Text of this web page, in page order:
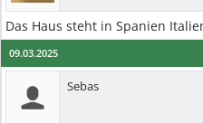
Das Haus steht in Spanien
09.03.2025
Sebas